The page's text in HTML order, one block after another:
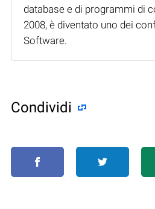
database e di programmi di
2008, è diventato uno dei
Software.
Condividi